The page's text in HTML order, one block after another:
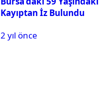
Kayıptan İz Bulundu
2 yıl önce